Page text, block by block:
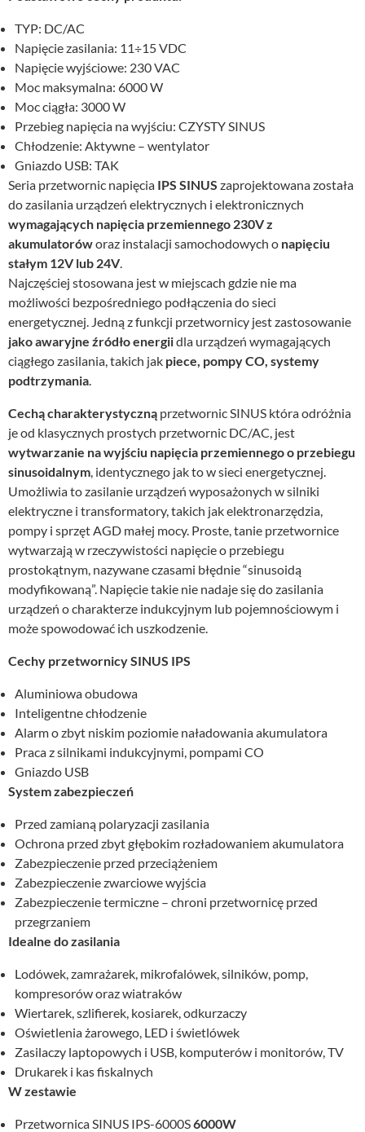
TYP: DC/AC
Napięcie zasilania: 11÷15 VDC
Napięcie wyjściowe: 230 VAC
Moc maksymalna: 6000 W
Moc ciągła: 3000 W
Przebieg napięcia na wyjściu: CZYSTY SINUS
Chłodzenie: Aktywne – wentylator
Gniazdo USB: TAK
Seria przetwornic napięcia IPS SINUS zaprojektowana została
do zasilania urządzeń elektrycznych i elektronicznych
wymagających napięcia przemiennego 230V z
akumulatoróworaz instalacji samochodowych o napięciu
stałym 12V lub 24V
Najczęściej stosowana jest w miejscach gdzie nie ma
możliwości bezpośredniego podłączenia do sieci
energetycznej. Jedną z funkcji przetwornicy jest zastosowanie
jako awaryjne źródło energiidla urządzeń wymagających
ciągłego zasilania, takich jak piece, pompy CO, systemy
podtrzymania
Cechą charakterystyczną przetwornic SINUS która odróżnia
je od klasycznych prostych przetwornic DC/AC, jest
wytwarzanie na wyjściu napięcia przemiennego o przebiegu
sinusoidalnym , identycznego jak to w sieci energetycznej.
Umożliwia to zasilanie urządzeń wyposażonych w silniki
elektryczne i transformatory, takich jak elektronarzędzia,
pompy i sprzęt AGD małej mocy. Proste, tanie przetwornice
wytwarzają w rzeczywistości napięcie o przebiegu
prostokątnym, nazywane czasami błędnie “sinusoidą
modyfikowaną”. Napięcie takie nie nadaje się do zasilania
urządzeń o charakterze indukcyjnym lub pojemnościowym i
może spowodować ich uszkodzenie.
Cechy przetwornicy SINUS IPS
Aluminiowa obudowa
Inteligentne chłodzenie
Alarm o zbyt niskim poziomie naładowania akumulatora
Praca z silnikami indukcyjnymi, pompami CO
Gniazdo USB
System zabezpieczeń
Przed zamianą polaryzacji zasilania
Ochrona przed zbyt głębokim rozładowaniem akumulatora
Zabezpieczenie przed przeciążeniem
Zabezpieczenie zwarciowe wyjścia
Zabezpieczenie termiczne – chroni przetwornicę przed
przegrzaniem
Idealne do zasilania
Lodówek, zamrażarek, mikrofalówek, silników, pomp,
kompresorów oraz wiatraków
Wiertarek, szlifierek, kosiarek, odkurzaczy
Oświetlenia żarowego, LED i świetlówek
Zasilaczy laptopowych i USB, komputerów i monitorów, TV
Drukarek i kas fiskalnych
W zestawie
Przetwornica SINUS IPS-6000S6000W